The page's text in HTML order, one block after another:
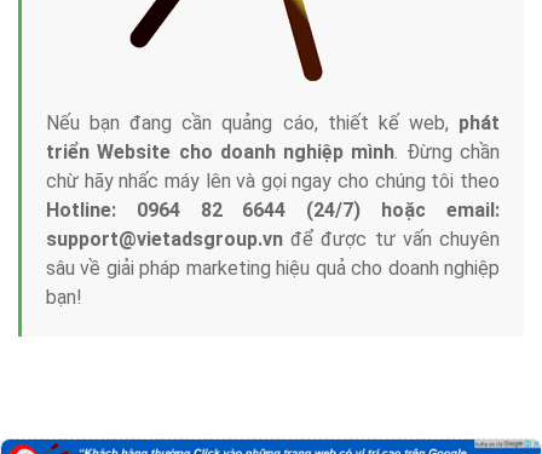
Nếu bạn đang cần quảng cáo, thiết kế web, phát
triển Website cho doanh nghiệp mình. Đừng chần
chừ hãy nhấc máy lên và gọi ngay cho chúng tôi theo
Hotline: 0964 82 6644 (24/7) hoặc email:
support@vietadsgroup.vn để được tư vấn chuyên
sâu về giải pháp marketing hiệu quả cho doanh nghiệp
bạn!